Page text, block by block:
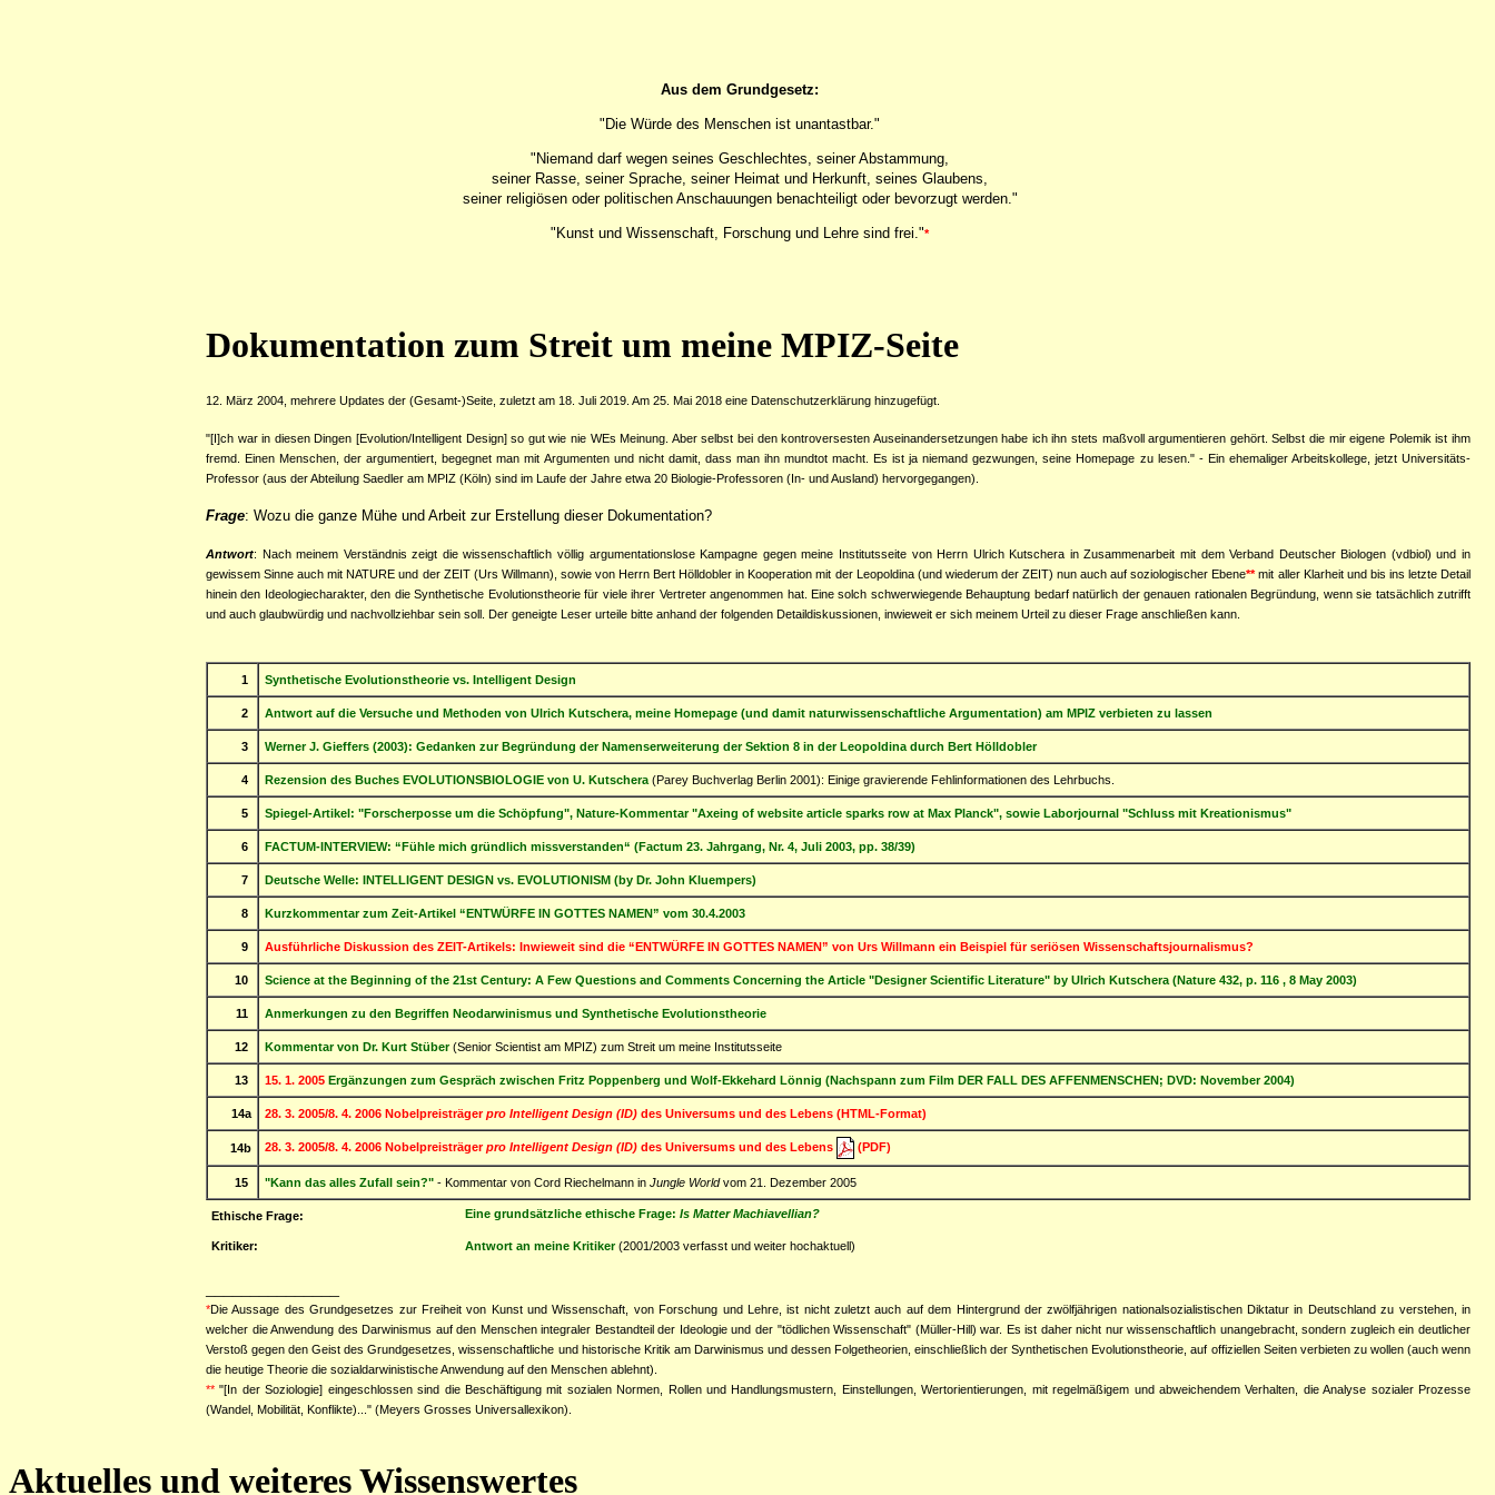
Aus dem Grundgesetz:
"Die Würde des Menschen ist unantastbar."
"Niemand darf wegen seines Geschlechtes, seiner Abstammung,
seiner Rasse, seiner Sprache, seiner Heimat und Herkunft, seines Glaubens,
seiner religiösen oder politischen Anschauungen benachteiligt oder bevorzugt werden."
"Kunst und Wissenschaft, Forschung und Lehre sind frei."*
Dokumentation zum Streit um meine MPIZ-Seite
12. März 2004, mehrere Updates der (Gesamt-)Seite, zuletzt am 18. Juli 2019. Am 25. Mai 2018 eine Datenschutzerklärung hinzugefügt.
"[I]ch war in diesen Dingen [Evolution/Intelligent Design] so gut wie nie WEs Meinung. Aber selbst bei den kontroversesten Auseinandersetzungen habe ich ihn stets maßvoll argumentieren gehört. Selbst die mir eigene Polemik ist ihm
fremd. Einen Menschen, der argumentiert, begegnet man mit Argumenten und nicht damit, dass man ihn mundtot macht. Es ist ja niemand gezwungen, seine Homepage zu lesen." - Ein ehemaliger Arbeitskollege, jetzt Universitäts-
Professor (aus der Abteilung Saedler am MPIZ (Köln) sind im Laufe der Jahre etwa 20 Biologie-Professoren (In- und Ausland) hervorgegangen).
Frage: Wozu die ganze Mühe und Arbeit zur Erstellung dieser Dokumentation?
Antwort: Nach meinem Verständnis zeigt die wissenschaftlich völlig argumentationslose Kampagne gegen meine Institutsseite von Herrn Ulrich Kutschera in Zusammenarbeit mit dem Verband Deutscher Biologen (vdbiol) und in
gewissem Sinne auch mit NATURE und der ZEIT (Urs Willmann), sowie von Herrn Bert Hölldobler in Kooperation mit der Leopoldina (und wiederum der ZEIT) nun auch auf soziologischer Ebene**mit aller Klarheit und bis ins letzte Detail
hinein den Ideologiecharakter, den die Synthetische Evolutionstheorie für viele ihrer Vertreter angenommen hat. Eine solch schwerwiegende Behauptung bedarf natürlich der genauen rationalen Begründung, wenn sie tatsächlich zutrifft
und auch glaubwürdig und nachvollziehbar sein soll. Der geneigte Leser urteile bitte anhand der folgenden Detaildiskussionen, inwieweit er sich meinem Urteil zu dieser Frage anschließen kann.
1 Synthetische Evolutionstheorie vs. Intelligent Design
2 Antwort auf die Versuche und Methoden von Ulrich Kutschera, meine Homepage (und damit naturwissenschaftliche Argumentation) am MPIZ verbieten zu lassen
3 Werner J. Gieffers (2003): Gedanken zur Begründung der Namenserweiterung der Sektion 8 in der Leopoldina durch Bert Hölldobler
4 Rezension des Buches EVOLUTIONSBIOLOGIE von U. Kutschera (Parey Buchverlag Berlin 2001): Einige gravierende Fehlinformationen des Lehrbuchs.
5 Spiegel-Artikel: "Forscherposse um die Schöpfung", Nature-Kommentar "Axeing of website article sparks row at Max Planck", sowie Laborjournal "Schluss mit Kreationismus"
6 FACTUM-INTERVIEW: “Fühle mich gründlich missverstanden“ (Factum 23. Jahrgang, Nr. 4, Juli 2003, pp. 38/39)
7 Deutsche Welle: INTELLIGENT DESIGN vs. EVOLUTIONISM (by Dr. John Kluempers)
8 Kurzkommentar zum Zeit-Artikel “ENTWÜRFE IN GOTTES NAMEN” vom 30.4.2003
9 Ausführliche Diskussion des ZEIT-Artikels: Inwieweit sind die “ENTWÜRFE IN GOTTES NAMEN” von Urs Willmann ein Beispiel für seriösen Wissenschaftsjournalismus?
10 Science at the Beginning of the 21st Century: A Few Questions and Comments Concerning the Article "Designer Scientific Literature" by Ulrich Kutschera (Nature 432, p. 116 , 8 May 2003)
11 Anmerkungen zu den Begriffen Neodarwinismus und Synthetische Evolutionstheorie
12 Kommentar von Dr. Kurt Stüber(Senior Scientist am MPIZ) zum Streit um meine Institutsseite
13 15. 1. 2005 Ergänzungen zum Gespräch zwischen Fritz Poppenberg und Wolf-Ekkehard Lönnig (Nachspann zum Film DER FALL DES AFFENMENSCHEN; DVD: November 2004)
14a 28. 3. 2005/8. 4. 2006 Nobelpreisträgerpro Intelligent Design (ID) des Universums und des Lebens (HTML-Format)
14b 28. 3. 2005/8. 4. 2006 Nobelpreisträgerpro Intelligent Design (ID) des Universums und des Lebens (PDF)
15 "Kann das alles Zufall sein?" - Kommentar von Cord Riechelmann in Jungle Worldvom 21. Dezember 2005
Ethische Frage: Eine grundsätzliche ethische Frage: Is Matter Machiavellian?
Kritiker: Antwort an meine Kritiker(2001/2003 verfasst und weiter hochaktuell)
*Die Aussage des Grundgesetzes zur Freiheit von Kunst und Wissenschaft, von Forschung und Lehre, ist nicht zuletzt auch auf dem Hintergrund der zwölfjährigen nationalsozialistischen Diktatur in Deutschland zu verstehen, in
welcher die Anwendung des Darwinismus auf den Menschen integraler Bestandteil der Ideologie und der "tödlichen Wissenschaft" (Müller-Hill) war. Es ist daher nicht nur wissenschaftlich unangebracht, sondern zugleich ein deutlicher
Verstoß gegen den Geist des Grundgesetzes, wissenschaftliche und historische Kritik am Darwinismus und dessen Folgetheorien, einschließlich der Synthetischen Evolutionstheorie, auf offiziellen Seiten verbieten zu wollen (auch wenn
die heutige Theorie die sozialdarwinistische Anwendung auf den Menschen ablehnt).
** "[In der Soziologie] eingeschlossen sind die Beschäftigung mit sozialen Normen, Rollen und Handlungsmustern, Einstellungen, Wertorientierungen, mit regelmäßigem und abweichendem Verhalten, die Analyse sozialer Prozesse
(Wandel, Mobilität, Konflikte)..." (Meyers Grosses Universallexikon).
Aktuelles und weiteres Wissenswertes